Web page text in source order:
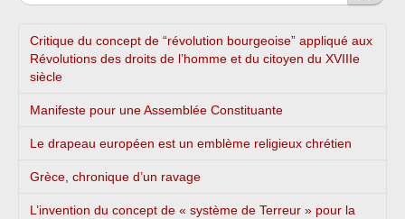
Critique du concept de “révolution bourgeoise” appliqué aux
Révolutions des droits de l’homme et du citoyen du XVIIIe
siècle
Manifeste pour une Assemblée Constituante
Le drapeau européen est un emblème religieux chrétien
Grèce, chronique d’un ravage
L’invention du concept de « système de Terreur » pour la